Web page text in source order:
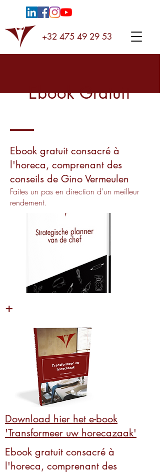
+32 475 49 29 53
Ebook Gratuit
Ebook gratuit consacré à
l'horeca, comprenant des
conseils de Gino Vermeulen
Faites un pas en direction d'un meilleur
rendement.
+
Download hier het e-book
'Transformeer uw horecazaak'
Ebook gratuit consacré à
l'horeca, comprenant des